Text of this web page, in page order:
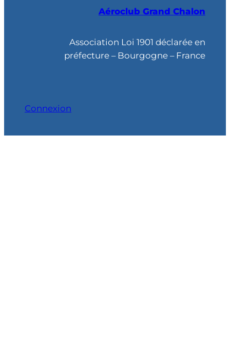
Aéroclub Grand Chalon
Association Loi 1901 déclarée en
préfecture – Bourgogne – France
Connexion